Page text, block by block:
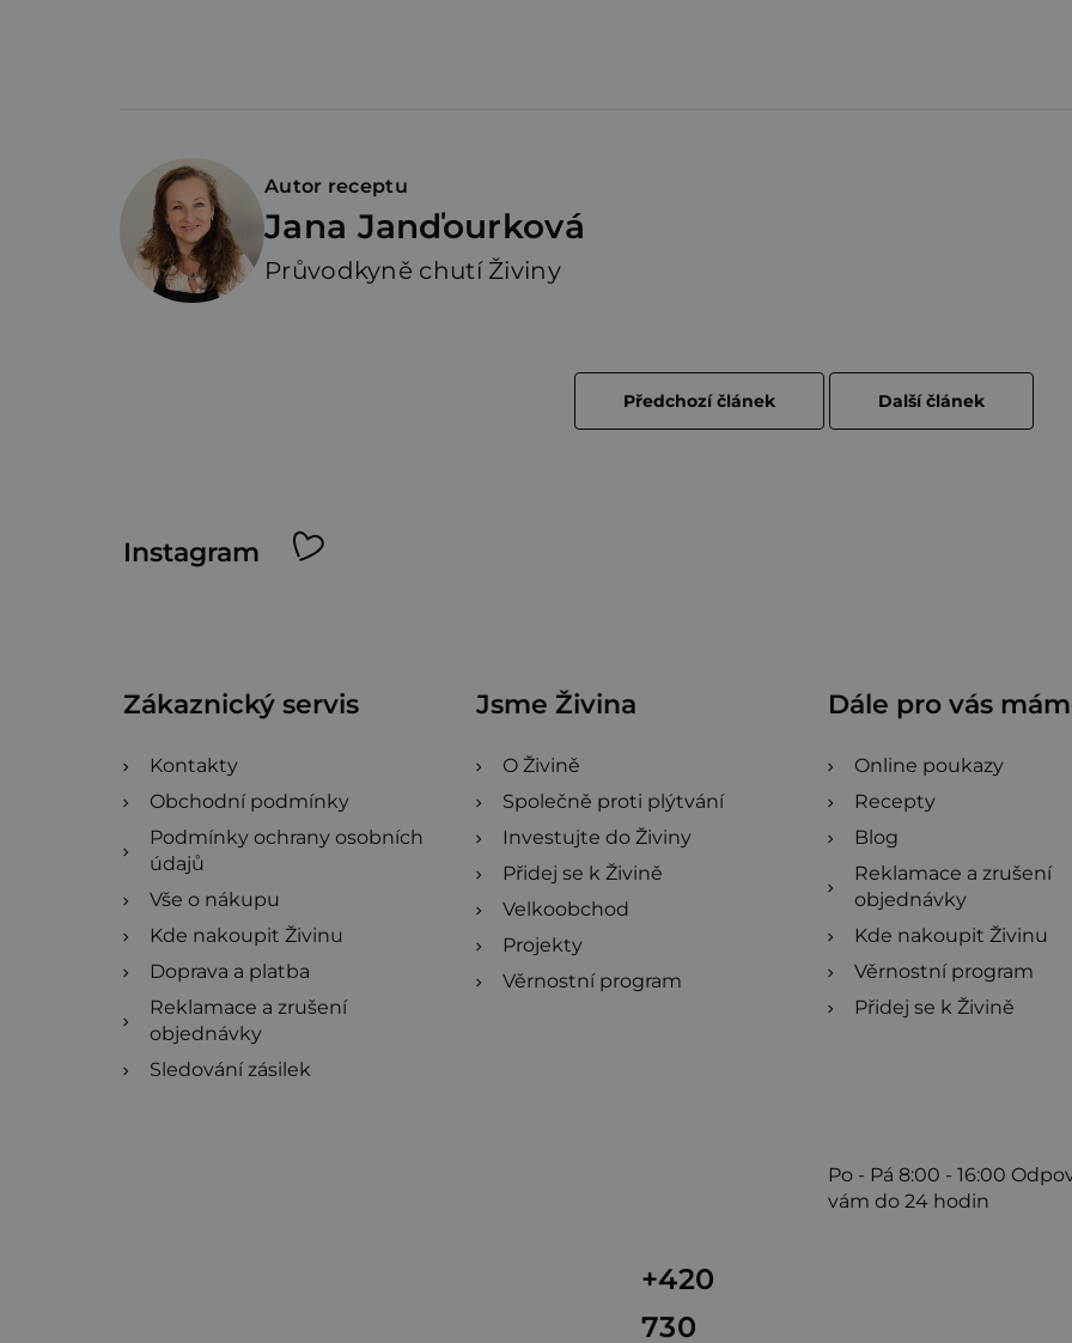
Autor receptu
Jana Janďourková
Průvodkyně chutí Živiny
Předchozí článek Další článek
Instagram
Zákaznický servis
Kontakty
Obchodní podmínky
Podmínky ochrany osobních
údajů
Vše o nákupu
Kde nakoupit Živinu
Doprava a platba
Reklamace a zrušení
objednávky
Sledování zásilek
Jsme Živina
O Živině
Společně proti plýtvání
Investujte do Živiny
Přidej se k Živině
Velkoobchod
Projekty
Věrnostní program
Dále pro vás
Online poukazy
Recepty
Blog
Reklamace a zrušení
objednávky
Kde nakoupit Živinu
Věrnostní program
Přidej se k Živině
+420
730
Po - Pá 8:00 - 16:00
vám do 24 hodin